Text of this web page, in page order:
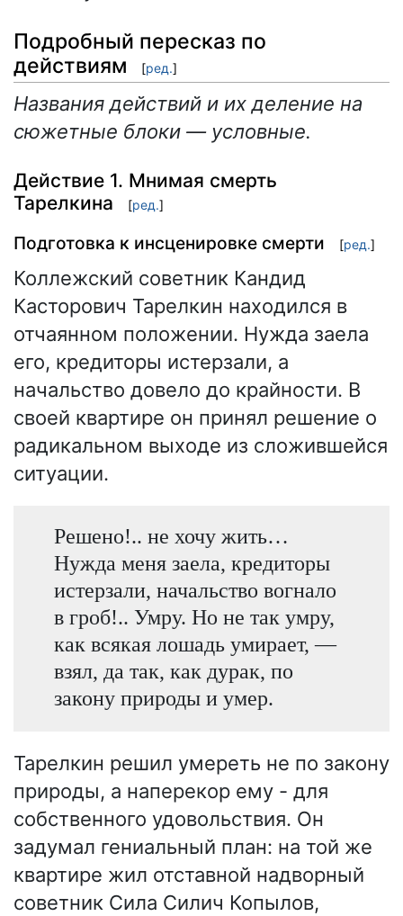
Подробный пересказ по
действиям
[ред.]
Названия действий и их деление на
сюжетные блоки — условные.
Действие 1. Мнимая смерть
Тарелкина
[ред.]
Подготовка к инсценировке смерти [ред.]
Коллежский советник Кандид
Касторович Тарелкин находился в
отчаянном положении. Нужда заела
его, кредиторы истерзали, а
начальство довело до крайности. В
своей квартире он принял решение о
радикальном выходе из сложившейся
ситуации.
Решено!.. не хочу жить…
Нужда меня заела, кредиторы
истерзали, начальство вогнало
в гроб!.. Умру. Но не так умру,
как всякая лошадь умирает, —
взял, да так, как дурак, по
закону природы и умер.
Тарелкин решил умереть не по закону
природы, а наперекор ему - для
собственного удовольствия. Он
задумал гениальный план: на той же
квартире жил отставной надворный
советник Сила Силич Копылов,